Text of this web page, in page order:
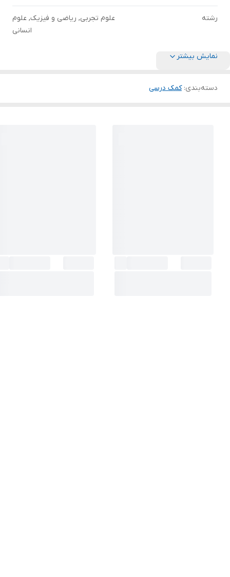
رشته
علوم تجربی, ریاضی و فیزیک, علوم
انسانی
نمایش بیشتر
دسته‌بندی:کمک درسی